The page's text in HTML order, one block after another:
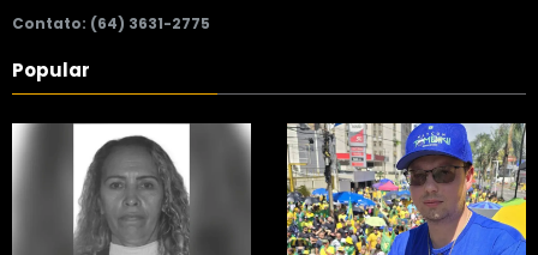
Contato: (64) 3631-2775
Popular